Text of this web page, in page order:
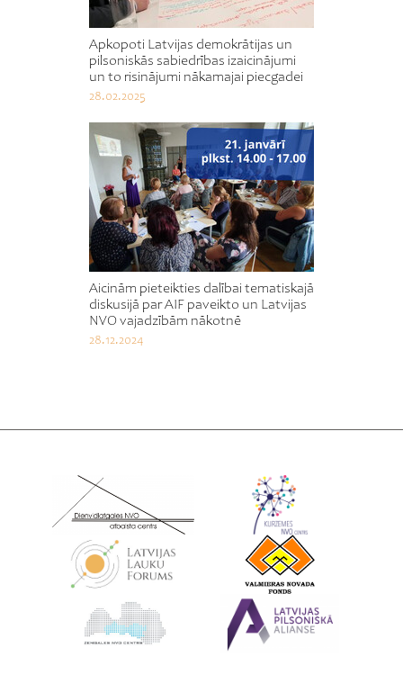
Apkopoti Latvijas demokrātijas un
pilsoniskās sabiedrības izaicinājumi
un to risinājumi nākamajai piecgadei
28.02.2025
Aicinām pieteikties dalībai tematiskajā
diskusijā par AIF paveikto un Latvijas
NVO vajadzībām nākotnē
28.12.2024